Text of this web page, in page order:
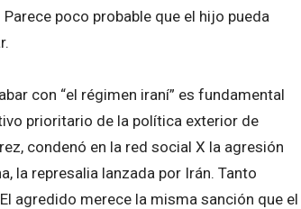
poco probable que el hijo pueda
con “el régimen iraní” es fundamental
prioritario de la política exterior de
condenó en la red social X la agresión
la represalia lanzada por Irán. Tanto
agredido merece la misma sanción que el